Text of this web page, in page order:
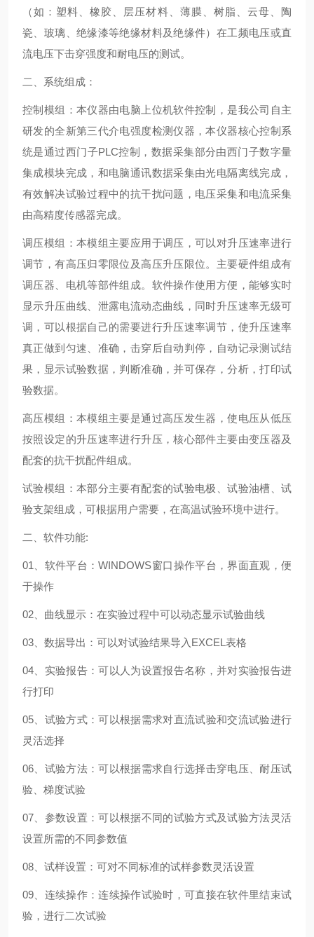
（如：塑料、橡胶、层压材料、薄膜、树脂、云母、陶
瓷、玻璃、绝缘漆等绝缘材料及绝缘件）在工频电压或直
流电压下击穿强度和耐电压的测试。
二、系统组成：
控制模组：本仪器由电脑上位机软件控制，是我公司自主
研发的全新第三代介电强度检测仪器，本仪器核心控制系
统是通过西门子PLC控制，数据采集部分由西门子数字量
集成模块完成，和电脑通讯数据采集由光电隔离线完成，
有效解决试验过程中的抗干扰问题，电压采集和电流采集
由高精度传感器完成。
调压模组：本模组主要应用于调压，可以对升压速率进行
调节，有高压归零限位及高压升压限位。主要硬件组成有
调压器、电机等部件组成。软件操作使用方便，能够实时
显示升压曲线、泄露电流动态曲线，同时升压速率无级可
调，可以根据自己的需要进行升压速率调节，使升压速率
真正做到匀速、准确，击穿后自动判停，自动记录测试结
果，显示试验数据，判断准确，并可保存，分析，打印试
验数据。
高压模组：本模组主要是通过高压发生器，使电压从低压
按照设定的升压速率进行升压，核心部件主要由变压器及
配套的抗干扰配件组成。
试验模组：本部分主要有配套的试验电极、试验油槽、试
验支架组成，可根据用户需要，在高温试验环境中进行。
二、软件功能:
01、软件平台：WINDOWS窗口操作平台，界面直观，便
于操作
02、曲线显示：在实验过程中可以动态显示试验曲线
03、数据导出：可以对试验结果导入EXCEL表格
04、实验报告：可以人为设置报告名称，并对实验报告进
行打印
05、试验方式：可以根据需求对直流试验和交流试验进行
灵活选择
06、试验方法：可以根据需求自行选择击穿电压、耐压试
验、梯度试验
07、参数设置：可以根据不同的试验方式及试验方法灵活
设置所需的不同参数值
08、试样设置：可对不同标准的试样参数灵活设置
09、连续操作：连续操作试验时，可直接在软件里结束试
验，进行二次试验